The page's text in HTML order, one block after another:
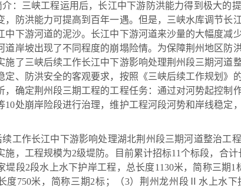
介：三峡工程运用后，长江中下游防洪能力得到极大的
，防洪能力可提高到百年一遇。但是，三峡水库调节长
中下游河道的泥沙。长江中下游河道来沙量的大幅度减
道岸坡出现了不同程度的崩塌险情。为保障荆州地区防
施了三峡后续工作长江中下游影响处理荆州段三期河道
定、防洪安全的客观要求，按照《三峡后续工作规划》
，确定荆州段三期工程的工程任务：通过对河势起控制
10处崩岸险段进行治理，维护工程河段河势和岸线稳定
续工作长江中下游影响处理湖北荆州段三期河道整治工
施，工程规模为2级堤防。目前累计招标11个标段，合
堤段2段水上水下护岸工程，总长度1130米，简称三期
度750米，简称三期2标；（3）荆州龙州段Ⅱ水上水下